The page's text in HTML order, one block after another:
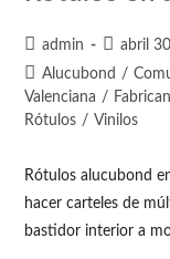
admin
abril
Alucubond /
Valenciana /
Rótulos / Vinilos
Rótulos alucubond
hacer carteles de
bastidor interior a